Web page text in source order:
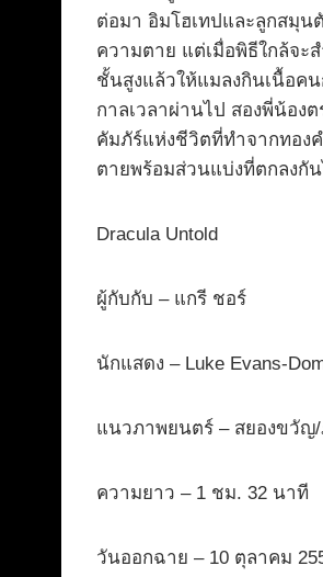
ต่อมา อิมโฮเทปและลูกสมุ
ความตาย แต่เมื่อพิธีใกล้จะ
ชั้นสูงแล้วให้แมลงกินเนื้อค
กาลเวลาผ่านไป สองพี่น้อง
คัมภัร์แห่งชีวิตที่ทำจากทอง
ตายพร้อมส่วนแบ่งที่ตกลงกั
Dracula Untold
ผู้กับกับ – แกรี ชอร์
นักแสดง – Luke Evans-
แนวภาพยนตร์ – สยองขวั
ความยาว – 1 ชม. 32 นาที
วันออกฉาย – 10 ตุลาคม